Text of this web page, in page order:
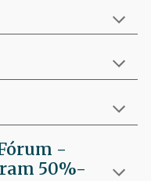
-
50%-